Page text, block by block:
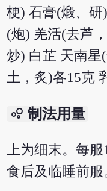
梗) 石膏(煅、
(炮) 羌活(去芦
炒) 白芷 天南星
土，炙)各15克
bubble_chart 制法用量
上为细末。每
食后及临睡前服